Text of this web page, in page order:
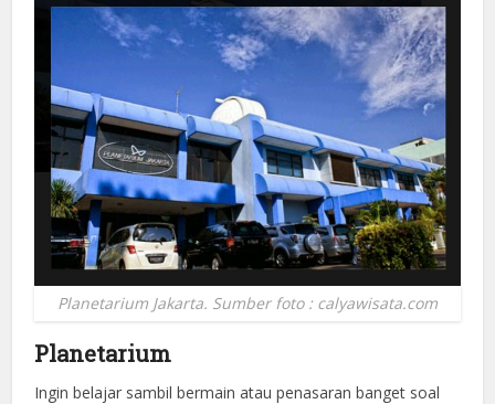
Planetarium Jakarta. Sumber foto : calyawisata.com
Planetarium
Ingin belajar sambil bermain atau penasaran banget soal